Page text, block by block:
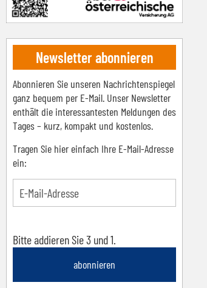
Newsletter abonnieren
Abonnieren Sie unseren Nachrichtenspiegel
ganz bequem per E-Mail. Unser Newsletter
enthält die interessantesten Meldungen des
Tages – kurz, kompakt und kostenlos.
Tragen Sie hier einfach Ihre E-Mail-Adresse
ein:
Bitte addieren Sie 3 und 1.
abonnieren